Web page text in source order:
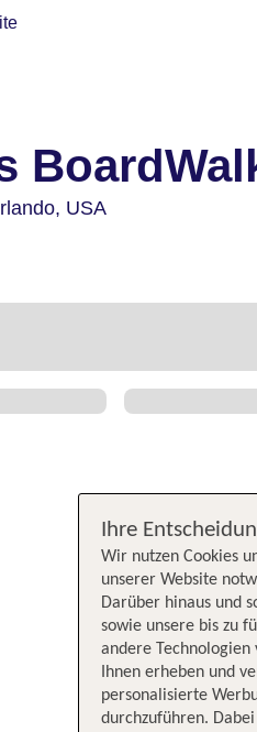
USA
Ihre
Wir nutzen Cookies
unserer Website
Darüber hinaus und
sowie unsere bis zu
andere Technologien
Ihnen erheben und
personalisierte
durchzuführen.